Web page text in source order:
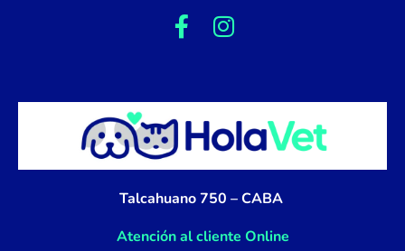
F
a
e
b
o
o
k
-
f
I
t
g
r
a
m
Talcahuano 750 – CABA
Atención al cliente Online